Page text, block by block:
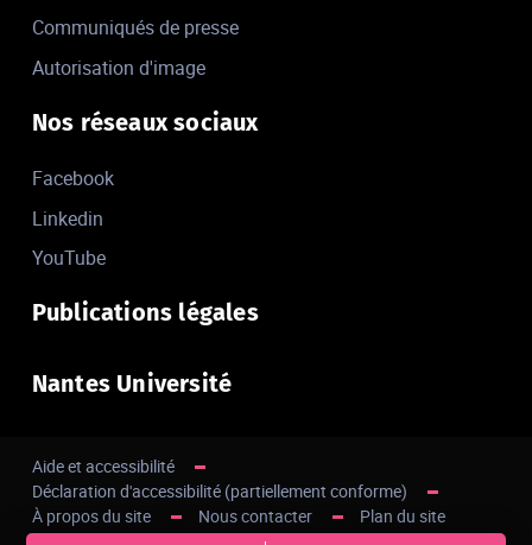
Communiqués de presse
Autorisation d'image
Nos réseaux sociaux
Facebook
Linkedin
YouTube
Publications légales
Nantes Université
Aide et accessibilité
Déclaration d'accessibilité (partiellement conforme)
À propos du site
Nous contacter Plan du site